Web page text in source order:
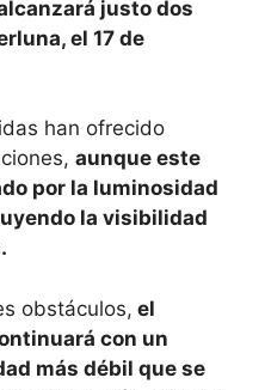
justo dos
el 17 de
han ofrecido
aunque este
por la luminosidad
la visibilidad
obstáculos, el
con un
más débil que se